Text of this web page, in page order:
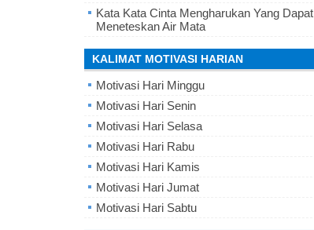
Kata Kata Cinta Mengharukan Yang Dapat
Meneteskan Air Mata
KALIMAT MOTIVASI HARIAN
Motivasi Hari Minggu
Motivasi Hari Senin
Motivasi Hari Selasa
Motivasi Hari Rabu
Motivasi Hari Kamis
Motivasi Hari Jumat
Motivasi Hari Sabtu